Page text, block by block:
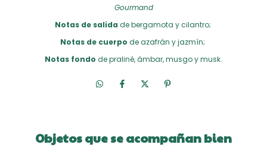
Gourmand
Notas de salida de bergamota y cilantro;
Notas de cuerpo de azafrán y jazmín;
Notas fondo de praliné, ámbar, musgo y musk.
Objetos que se acompañan bien